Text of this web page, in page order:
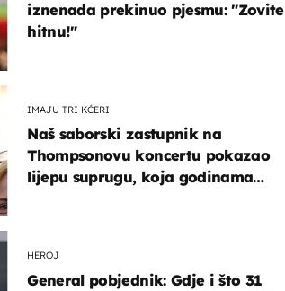
iznenada prekinuo pjesmu: "Zovite
hitnu!"
IMAJU TRI KĆERI
Naš saborski zastupnik na
Thompsonovu koncertu pokazao
lijepu suprugu, koja godinama
HEROJ
General pobjednik: Gdje i što 31